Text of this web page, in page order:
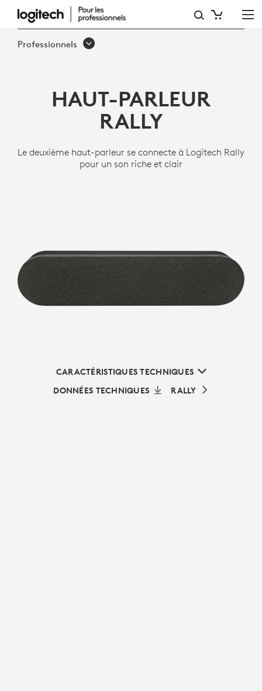
HAUT-
PARLEUR
Professionnels
HAUT-PARLEUR
RALLY
Le deuxième haut-parleur se connecte à Logitech Rally
pour un son riche et clair
CARACTÉRISTIQUES TECHNIQUES
DONNÉES TECHNIQUES
RALLY